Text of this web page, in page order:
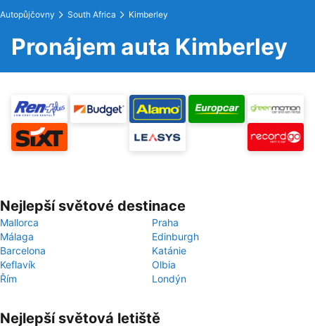
Autopůjčovny South Africa Kimberley
Pronájem auta Kimberley
Nejlepší světové destinace
Mallorca
Praha
Málaga
Edinburgh
Barcelona
Katánie
Keflavík
Olbia
Řím
Londýn
Nejlepší světová letiště